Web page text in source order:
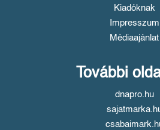
Kiadóknak
Impresszum
Médiaajánlat
További
dnapro.hu